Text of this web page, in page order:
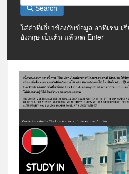
Search
ใส่คำที่เกี่ยวข้องกับข้อมูล อาทิเช่น เ
อังกฤษ เป็นต้น แล้วกด Enter